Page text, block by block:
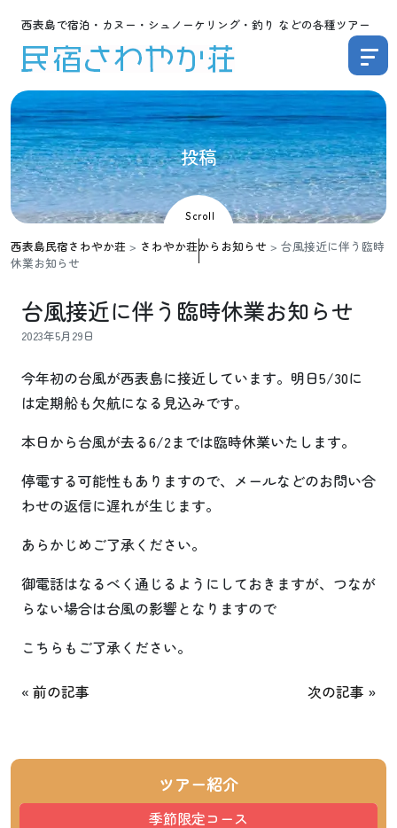
西表島で宿泊・カヌー・シュノーケリング・釣り などの各種ツアー
投稿
Scroll
西表島民宿さわやか荘 > さわやか荘からお知らせ > 台風接近に伴う臨時
休業お知らせ
台風接近に伴う臨時休業お知らせ
2023年5月29日
今年初の台風が西表島に接近しています。明日5/30に
は定期船も欠航になる見込みです。
本日から台風が去る6/2までは臨時休業いたします。
停電する可能性もありますので、メールなどのお問い合
わせの返信に遅れが生じます。
あらかじめご了承ください。
御電話はなるべく通じるようにしておきますが、つなが
らない場合は台風の影響となりますので
こちらもご了承ください。
« 前の記事 次の記事 »
ツアー紹介
季節限定コース